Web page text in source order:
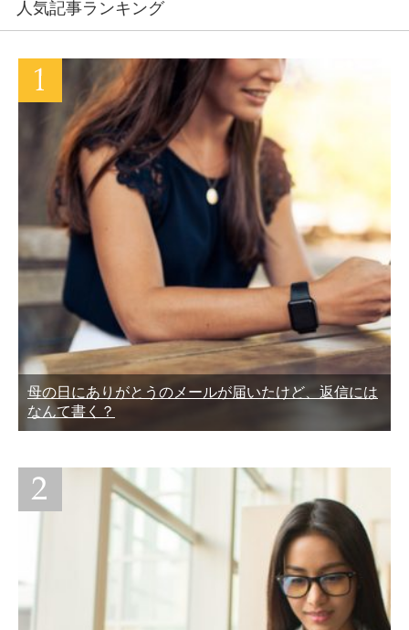
人気記事ランキング
母の日にありがとうのメールが届いたけど、返信には
なんて書く？